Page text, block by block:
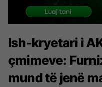
Ish-kryetari i
çmimeve:
mund të jenë